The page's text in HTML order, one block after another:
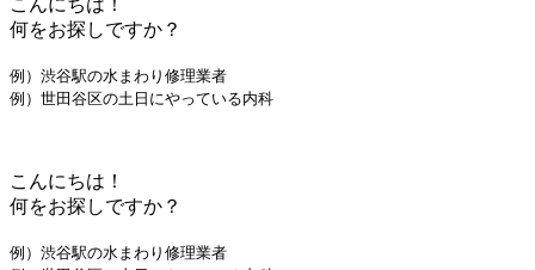
何をお探しですか？
例）渋谷駅の水まわり修理業者
例）世田谷区の土日にやっている内科
こんにちは！
何をお探しですか？
例）渋谷駅の水まわり修理業者